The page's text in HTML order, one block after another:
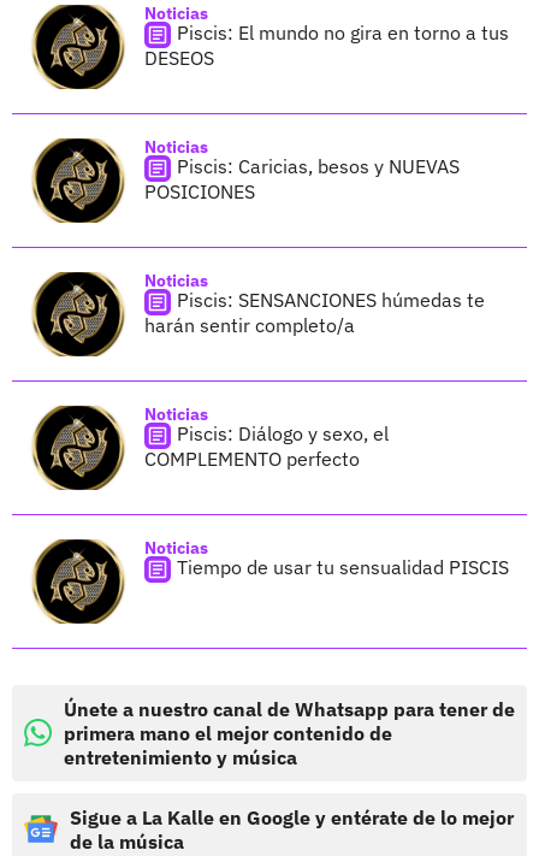
Noticias
Piscis: El mundo no gira en torno a tus
DESEOS
Noticias
Piscis: Caricias, besos y NUEVAS
POSICIONES
Noticias
Piscis: SENSANCIONES húmedas te
harán sentir completo/a
Noticias
Piscis: Diálogo y sexo, el
COMPLEMENTO perfecto
Noticias
Tiempo de usar tu sensualidad PISCIS
Únete a nuestro canal de Whatsapp para tener de
primera mano el mejor contenido de
entretenimiento y música
Sigue a La Kalle en Google y entérate de lo mejor
de la música